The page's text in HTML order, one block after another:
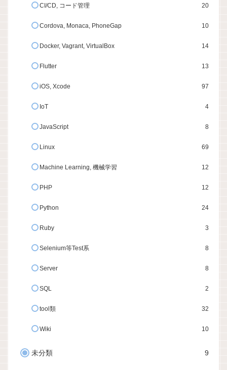
CI/CD, コード管理 20
Cordova, Monaca, PhoneGap 10
Docker, Vagrant, VirtualBox 14
Flutter 13
iOS, Xcode 97
IoT 4
JavaScript 8
Linux 69
Machine Learning, 機械学習 12
PHP 12
Python 24
Ruby 3
Selenium等Test系 8
Server 8
SQL 2
tool類 32
Wiki 10
未分類 9